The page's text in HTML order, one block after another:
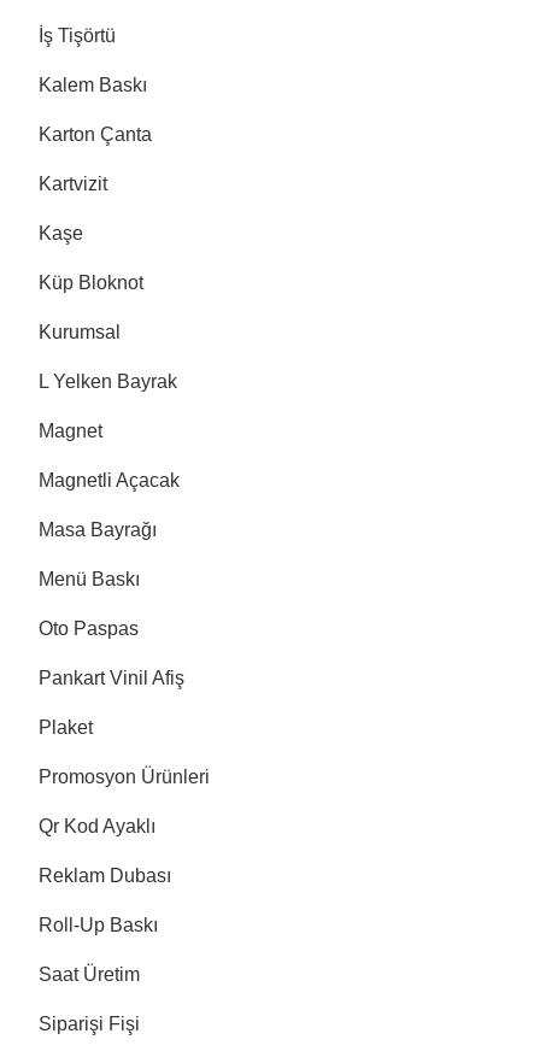
İş Tişörtü
Kalem Baskı
Karton Çanta
Kartvizit
Kaşe
Küp Bloknot
Kurumsal
L Yelken Bayrak
Magnet
Magnetli Açacak
Masa Bayrağı
Menü Baskı
Oto Paspas
Pankart Vinil Afiş
Plaket
Promosyon Ürünleri
Qr Kod Ayaklı
Reklam Dubası
Roll-Up Baskı
Saat Üretim
Siparişi Fişi